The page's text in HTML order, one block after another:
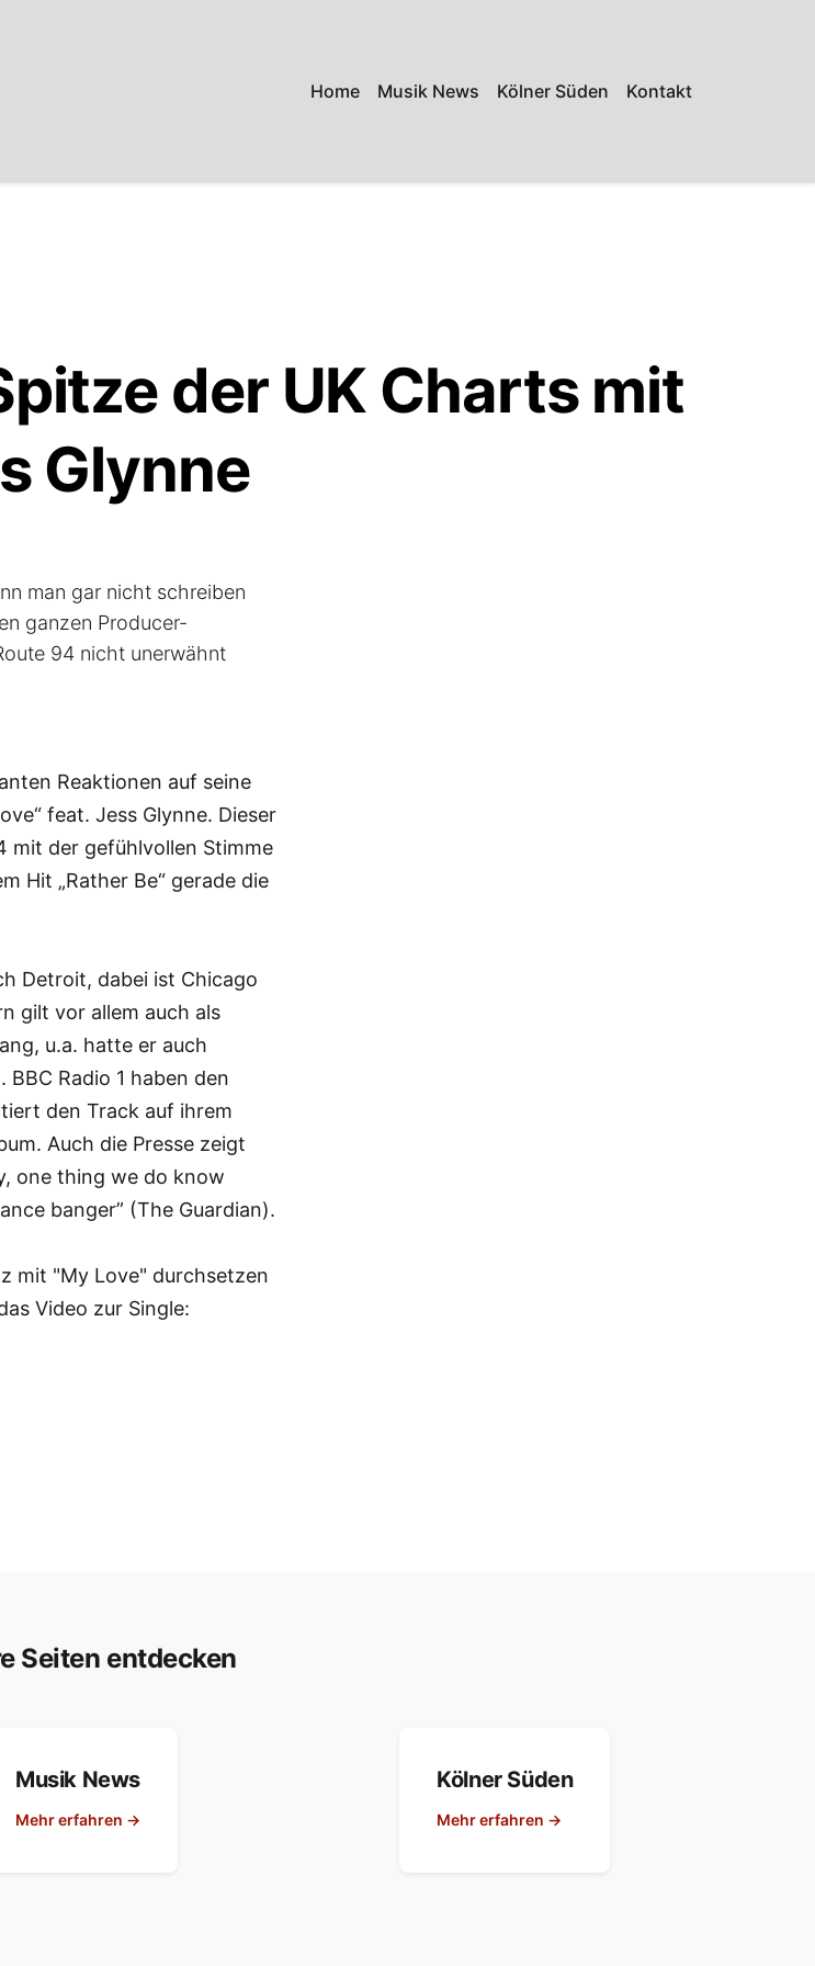
Home Musik News Kölner Süden Kontakt
der UK Charts mit
Glynne
man gar nicht schreiben
ganzen Producer-
94 nicht unerwähnt
Reaktionen auf seine
feat. Jess Glynne. Dieser
mit der gefühlvollen Stimme
Hit „Rather Be“ gerade die
Detroit, dabei ist Chicago
gilt vor allem auch als
u.a. hatte er auch
Radio 1 haben den
den Track auf ihrem
Auch die Presse zeigt
one thing we do know
banger” (The Guardian).
mit "My Love" durchsetzen
Video zur Single:
Seiten entdecken
Musik News
Mehr erfahren →
Kölner Süden
Mehr erfahren →